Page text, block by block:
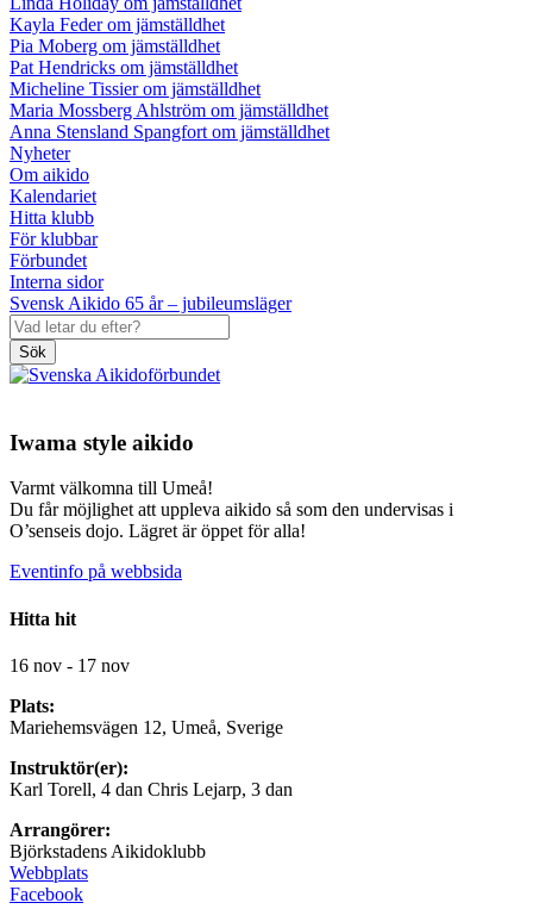
Kayla Feder om jämställdhet
Pia Moberg om jämställdhet
Pat Hendricks om jämställdhet
Micheline Tissier om jämställdhet
Maria Mossberg Ahlström om jämställdhet
Anna Stensland Spangfort om jämställdhet
Nyheter
Om aikido
Kalendariet
Hitta klubb
För klubbar
Förbundet
Interna sidor
Svensk Aikido 65 år – jubileumsläger
Sök
Iwama style aikido
Varmt välkomna till Umeå!
Du får möjlighet att uppleva aikido så som den undervisas i
O’senseis dojo. Lägret är öppet för alla!
Eventinfo på webbsida
Hitta hit
16 nov - 17 nov
Plats:
Mariehemsvägen 12, Umeå, Sverige
Instruktör(er):
Karl Torell, 4 dan Chris Lejarp, 3 dan
Arrangörer:
Björkstadens Aikidoklubb
Webbplats
Facebook